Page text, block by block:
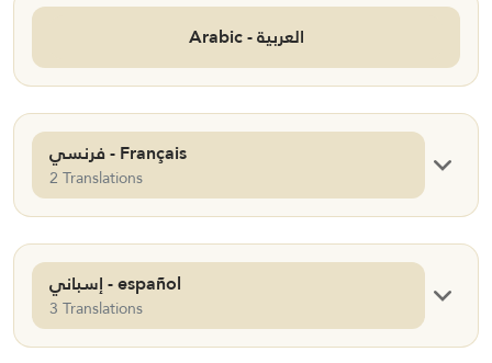
Arabic - العربية
فرنسي - Français
2 Translations
إسباني - español
3 Translations